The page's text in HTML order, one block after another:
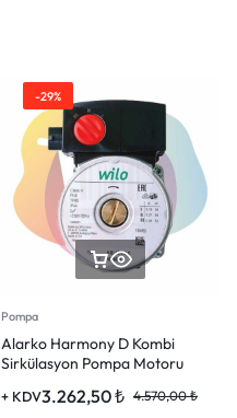
-29%
Pompa
Alarko Harmony D Kombi
Sirkülasyon Pompa Motoru
3.262,50₺ 4.570,00₺
+ KDV